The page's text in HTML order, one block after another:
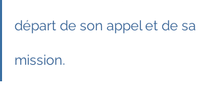
départ de son appel et de sa
mission.